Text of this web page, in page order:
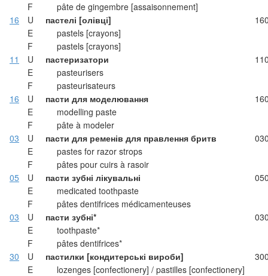
F
pâte de gingembre [assaisonnement]
16
U пастелі [олівці]
E
pastels [crayons]
F
pastels [crayons]
11
U пастеризатори
E
pasteurisers
F
pasteurisateurs
16
U пасти для моделювання
E
modelling paste
F
pâte à modeler
03
U пасти для ременів для правлення бритв
E
pastes for razor strops
F
pâtes pour cuirs à rasoir
05
U пасти зубні лікувальні
E
medicated toothpaste
F
pâtes dentifrices médicamenteuses
03
U пасти зубні*
E
toothpaste*
F
pâtes dentifrices*
30
U пастилки [кондитерські вироби]
E
lozenges [confectionery] / pastilles [confectionery]